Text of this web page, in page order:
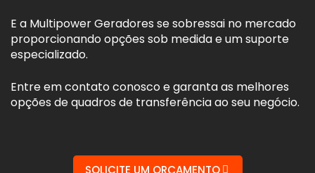
E a Multipower Geradores se sobressai no mercado
proporcionando opções sob medida e um suporte
especializado.
Entre em contato conosco e garanta as melhores
opções de quadros de transferência ao seu negócio.
SOLICITE UM ORÇAMENTO